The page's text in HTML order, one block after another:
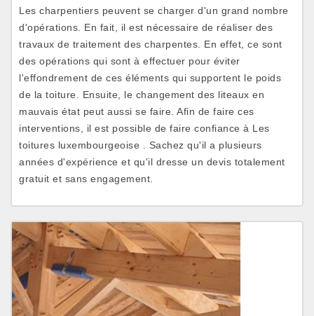
Les charpentiers peuvent se charger d'un grand nombre
d'opérations. En fait, il est nécessaire de réaliser des
travaux de traitement des charpentes. En effet, ce sont
des opérations qui sont à effectuer pour éviter
l'effondrement de ces éléments qui supportent le poids
de la toiture. Ensuite, le changement des liteaux en
mauvais état peut aussi se faire. Afin de faire ces
interventions, il est possible de faire confiance à Les
toitures luxembourgeoise . Sachez qu'il a plusieurs
années d'expérience et qu'il dresse un devis totalement
gratuit et sans engagement.